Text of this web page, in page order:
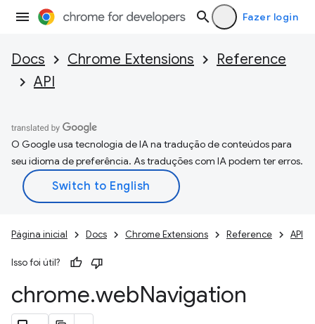
Fazer login
Docs Chrome Extensions
Reference
API
O Google usa tecnologia de IA na tradução de conteúdos para
seu idioma de preferência. As traduções com IA podem ter erros.
Página inicial Docs Chrome Extensions Reference API
Isso foi útil?
chrome.webNavigation